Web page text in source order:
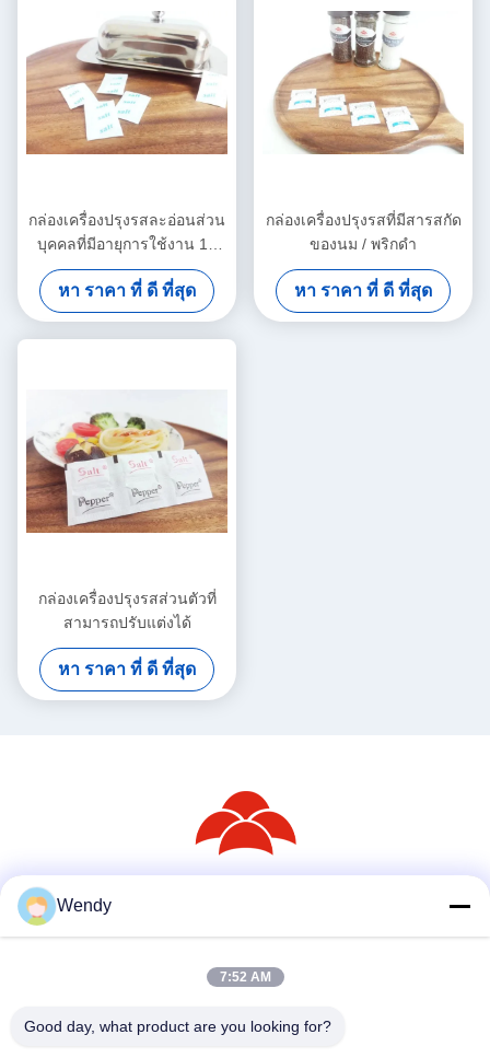
กล่องเครื่องปรุงรสละอ่อนส่วน
บุคคลที่มีอายุการใช้งาน 18
เดือน / มากกว่า
หา ราคา ที่ ดี ที่สุด
กล่องเครื่องปรุงรสที่มีสารสกัด
ของนม / พริกดํา
หา ราคา ที่ ดี ที่สุด
กล่องเครื่องปรุงรสส่วนตัวที่
สามารถปรับแต่งได้
หา ราคา ที่ ดี ที่สุด
Wendy
7:52 AM
Good day, what product are you looking for?